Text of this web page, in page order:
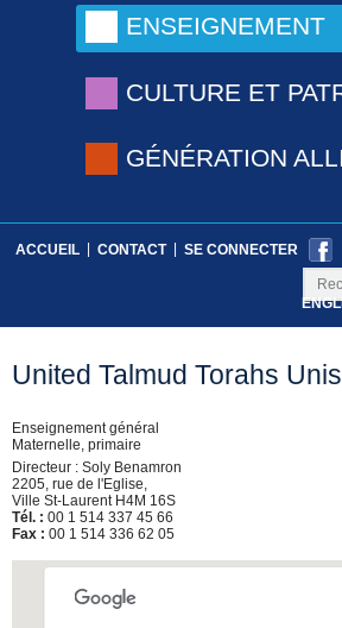
ENSEIGNEMENT
CULTURE ET
GÉNÉRATION
ACCUEIL | CONTACT | SE CONNECTER
United Talmud Torahs Unis
Enseignement général
Maternelle, primaire
Directeur : Soly Benamron
2205, rue de l'Eglise,
Ville St-Laurent H4M 16S
Tél. : 00 1 514 337 45 66
Fax : 00 1 514 336 62 05